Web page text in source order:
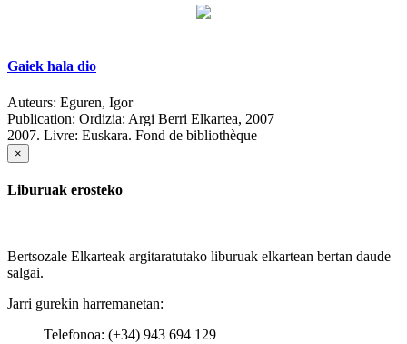
Gaiek hala dio
Auteurs: Eguren, Igor
Publication: Ordizia: Argi Berri Elkartea, 2007
2007. Livre: Euskara. Fond de bibliothèque
×
Liburuak erosteko
Bertsozale Elkarteak argitaratutako liburuak elkartean bertan daude
salgai.
Jarri gurekin harremanetan:
Telefonoa: (+34) 943 694 129